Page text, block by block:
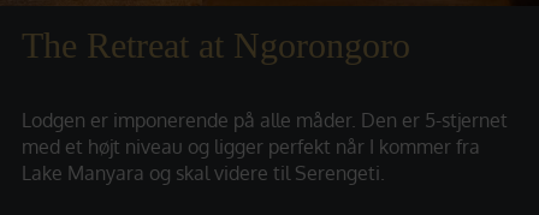
The Retreat at Ngorongoro
Lodgen er imponerende på alle måder. Den er 5-stjernet
med et højt niveau og ligger perfekt når I kommer fra
Lake Manyara og skal videre til Serengeti.